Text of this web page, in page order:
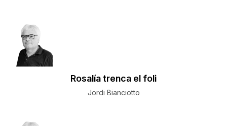
Rosalía trenca el foli
Jordi Bianciotto